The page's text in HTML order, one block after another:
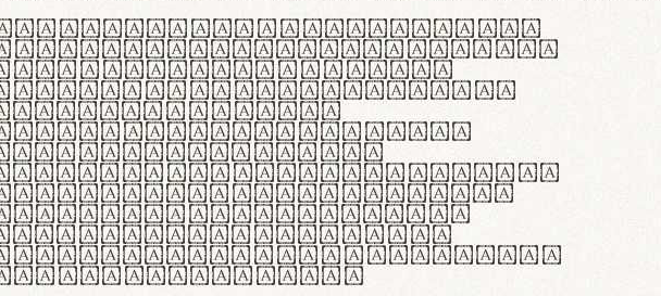
ipsum dolor sit amet,
adipiscing elit.
ergonomia et
manus praestant,
molles et
singulares.
potenti.
ante ipsum primis
orci luctus et
posuere cubilia
Praesent commodo
diam, non vehicula
interdum vel.